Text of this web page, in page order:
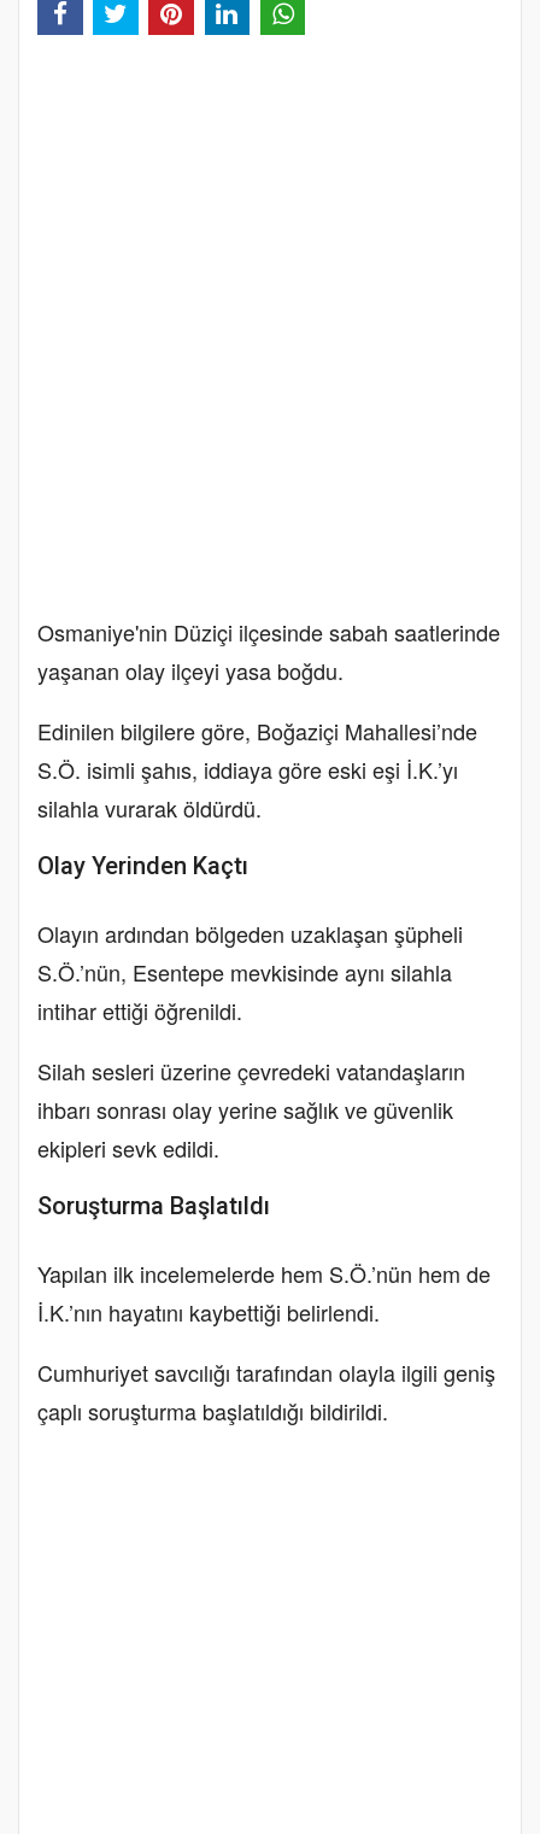
Osmaniye'nin Düziçi ilçesinde sabah saatlerinde
yaşanan olay ilçeyi yasa boğdu.
Edinilen bilgilere göre, Boğaziçi Mahallesi’nde
S.Ö. isimli şahıs, iddiaya göre eski eşi İ.K.’yı
silahla vurarak öldürdü.
Olay Yerinden Kaçtı
Olayın ardından bölgeden uzaklaşan şüpheli
S.Ö.’nün, Esentepe mevkisinde aynı silahla
intihar ettiği öğrenildi.
Silah sesleri üzerine çevredeki vatandaşların
ihbarı sonrası olay yerine sağlık ve güvenlik
ekipleri sevk edildi.
Soruşturma Başlatıldı
Yapılan ilk incelemelerde hem S.Ö.’nün hem de
İ.K.’nın hayatını kaybettiği belirlendi.
Cumhuriyet savcılığı tarafından olayla ilgili geniş
çaplı soruşturma başlatıldığı bildirildi.